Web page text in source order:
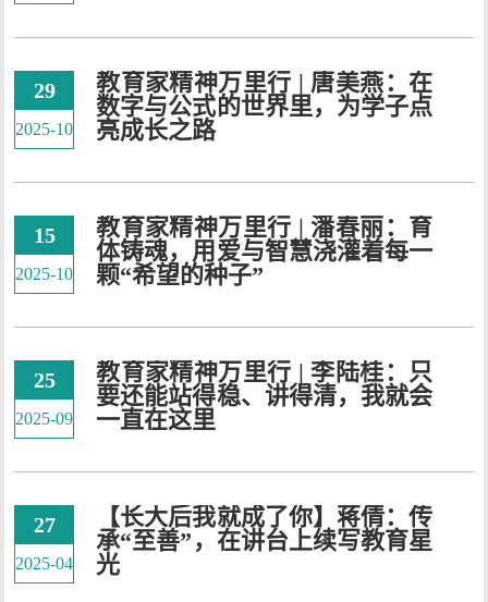
29
2025-10
教育家精神万里行 | 唐美燕：在
数字与公式的世界里，为学子点
亮成长之路
15
2025-10
教育家精神万里行 | 潘春丽：育
体铸魂，用爱与智慧浇灌着每一
颗“希望的种子”
25
2025-09
教育家精神万里行 | 李陆桂：只
要还能站得稳、讲得清，我就会
一直在这里
27
2025-04
【长大后我就成了你】蒋倩：传
承“至善”，在讲台上续写教育星
光